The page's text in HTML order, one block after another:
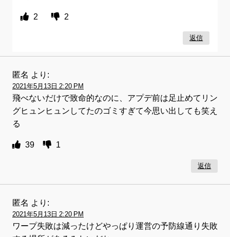
2 2
返信
匿名 より:
2021年5月13日 2:20 PM
飛べないだけで致命的なのに、アプデ前は足止めてリン
グヒュンヒュンしてたのゴミすぎて今思い出しても笑え
る
39 1
返信
匿名 より:
2021年5月13日 2:20 PM
ワープ失敗は減ったけどやっぱり運営の予防線通り失敗